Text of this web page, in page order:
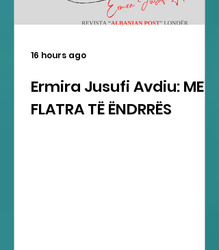
Ermira Jusufi Avdiu: ME
FLATRA TË ËNDRRËS
16 hours ago